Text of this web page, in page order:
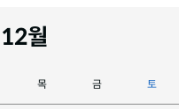
12월
목 금 토